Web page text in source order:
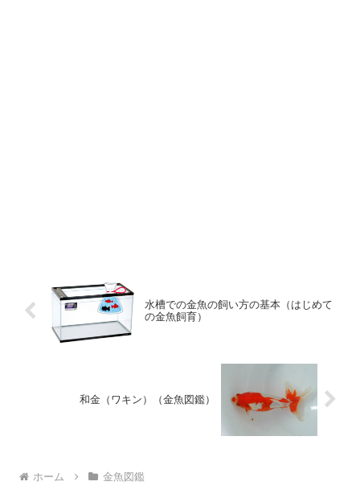
水槽での金魚の飼い方の基本（はじめて
の金魚飼育）
和金（ワキン）（金魚図鑑）
ホーム 金魚図鑑